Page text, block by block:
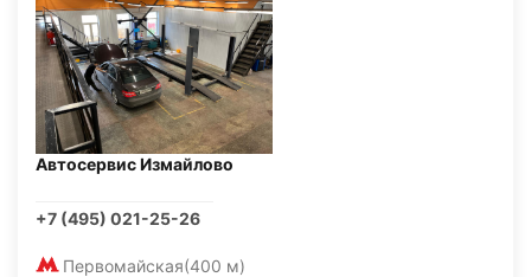
Автосервис Измайлово
+7 (495) 021-25-26
Первомайская(400 м)